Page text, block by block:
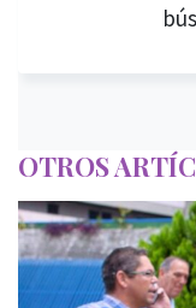
OTROS